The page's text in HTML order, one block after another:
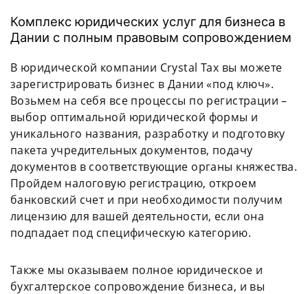
Комплекс юридических услуг для бизнеса в
Дании с полным правовым сопровождением
В юридической компании Crystal Tax вы можете
зарегистрировать бизнес в Дании «под ключ».
Возьмем на себя все процессы по регистрации –
выбор оптимальной юридической формы и
уникального названия, разработку и подготовку
пакета учредительных документов, подачу
документов в соответствующие органы княжества.
Пройдем налоговую регистрацию, откроем
банковский счет и при необходимости получим
лицензию для вашей деятельности, если она
подпадает под специфическую категорию.
Также мы оказываем полное юридическое и
бухгалтерское сопровождение бизнеса, и вы